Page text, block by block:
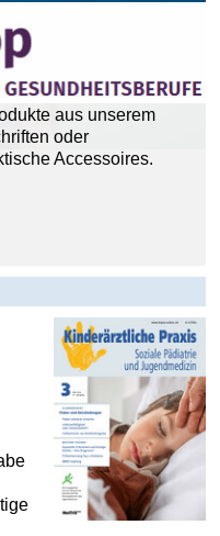
aus unserem
oder
Accessoires.